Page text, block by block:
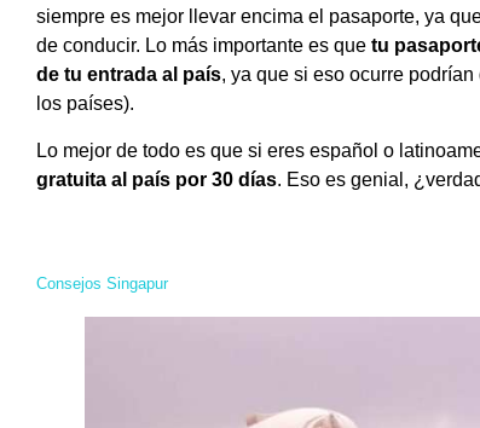
siempre es mejor llevar encima el pasaporte, ya
de conducir. Lo más importante es que tu
de tu entrada al país, ya que si eso ocurre
los países).
Lo mejor de todo es que si eres español o
gratuita al país por 30 días. Eso es genial,
Consejos Singapur